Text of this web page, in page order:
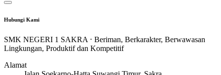
Hubungi Kami
SMK NEGERI 1 SAKRA ⋅ Beriman, Berkarakter, Berwawasan
Lingkungan, Produktif dan Kompetitif
Alamat